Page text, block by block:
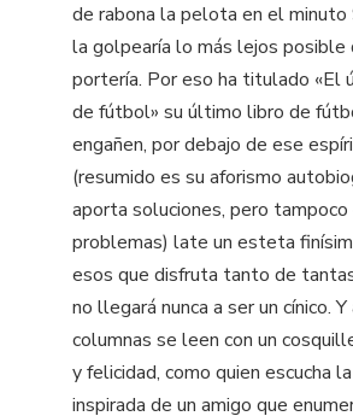
de rabona la pelota en el minuto
la golpearía lo más lejos posible
portería. Por eso ha titulado «El
de fútbol» su último libro de
engañen, por debajo de ese
(resumido es su aforismo
aporta soluciones, pero tampoco
problemas) late un esteta
esos que disfruta tanto de
no llegará nunca a ser un cínico. Y
columnas se leen con un
y felicidad, como quien escucha
inspirada de un amigo que